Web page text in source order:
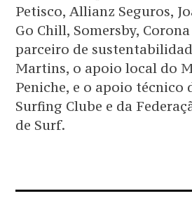
Petisco, Allianz Seguros,
Go Chill, Somersby,
parceiro de
Martins, o apoio local do
Peniche, e o apoio técnico
Surfing Clube e da
de Surf.